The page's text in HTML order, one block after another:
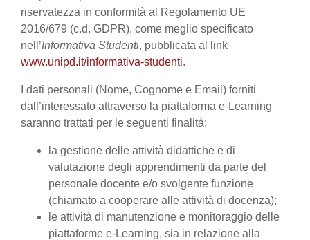
riservatezza in conformità al Regolamento UE
2016/679 (c.d. GDPR), come meglio specificato
nell’Informativa Studenti, pubblicata al link
www.unipd.it/informativa-studenti.
I dati personali (Nome, Cognome e Email) forniti
dall’interessato attraverso la piattaforma e-Learning
saranno trattati per le seguenti finalità:
la gestione delle attività didattiche e di
valutazione degli apprendimenti da parte del
personale docente e/o svolgente funzione
(chiamato a cooperare alle attività di docenza);
le attività di manutenzione e monitoraggio delle
piattaforme e-Learning, sia in relazione alla